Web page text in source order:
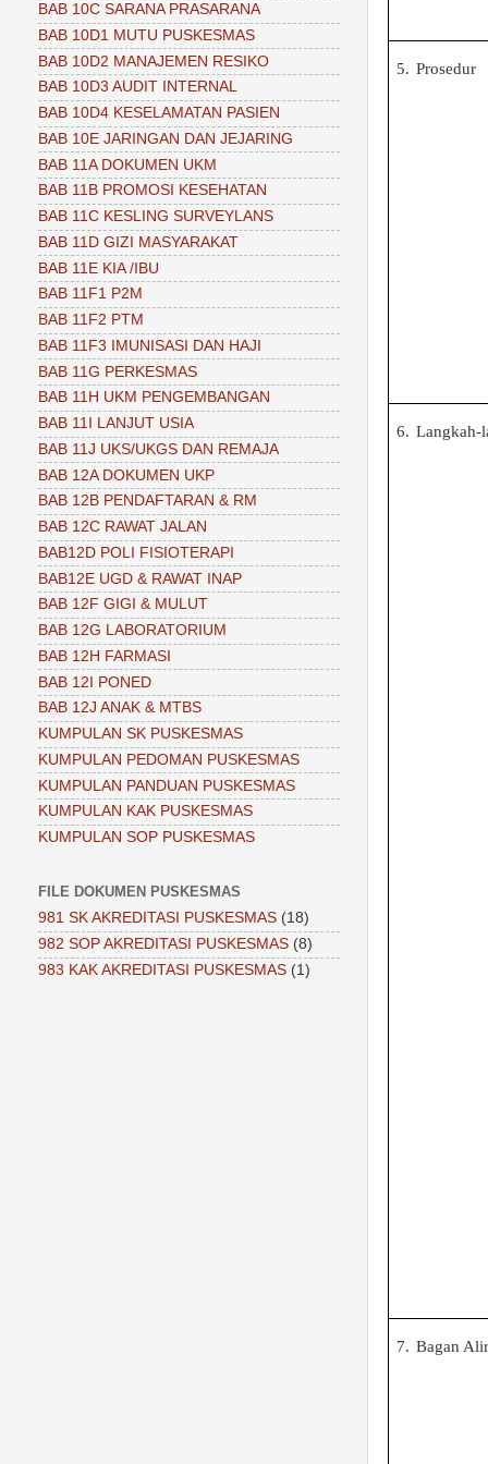
5. Prosedur
6. Langkah-
7. Bagan Alir
BAB 10C SARANA PRASARANA
BAB 10D1 MUTU PUSKESMAS
BAB 10D2 MANAJEMEN RESIKO
BAB 10D3 AUDIT INTERNAL
BAB 10D4 KESELAMATAN PASIEN
BAB 10E JARINGAN DAN JEJARING
BAB 11A DOKUMEN UKM
BAB 11B PROMOSI KESEHATAN
BAB 11C KESLING SURVEYLANS
BAB 11D GIZI MASYARAKAT
BAB 11E KIA /IBU
BAB 11F1 P2M
BAB 11F2 PTM
BAB 11F3 IMUNISASI DAN HAJI
BAB 11G PERKESMAS
BAB 11H UKM PENGEMBANGAN
BAB 11I LANJUT USIA
BAB 11J UKS/UKGS DAN REMAJA
BAB 12A DOKUMEN UKP
BAB 12B PENDAFTARAN & RM
BAB 12C RAWAT JALAN
BAB12D POLI FISIOTERAPI
BAB12E UGD & RAWAT INAP
BAB 12F GIGI & MULUT
BAB 12G LABORATORIUM
BAB 12H FARMASI
BAB 12I PONED
BAB 12J ANAK & MTBS
KUMPULAN SK PUSKESMAS
KUMPULAN PEDOMAN PUSKESMAS
KUMPULAN PANDUAN PUSKESMAS
KUMPULAN KAK PUSKESMAS
KUMPULAN SOP PUSKESMAS
FILE DOKUMEN PUSKESMAS
981 SK AKREDITASI PUSKESMAS (18)
982 SOP AKREDITASI PUSKESMAS (8)
983 KAK AKREDITASI PUSKESMAS (1)